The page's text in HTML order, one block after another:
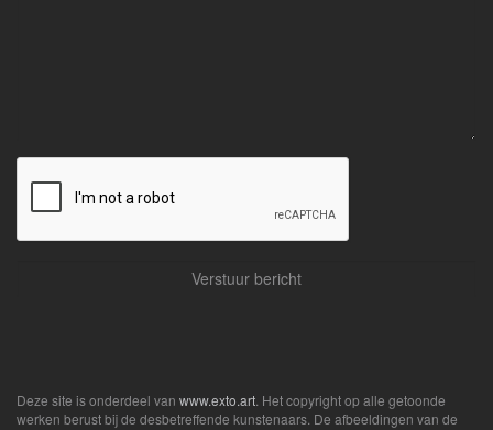
Deze site is onderdeel van www.exto.art . Het copyright op alle getoonde
werken berust bij de desbetreffende kunstenaars. De afbeeldingen van de